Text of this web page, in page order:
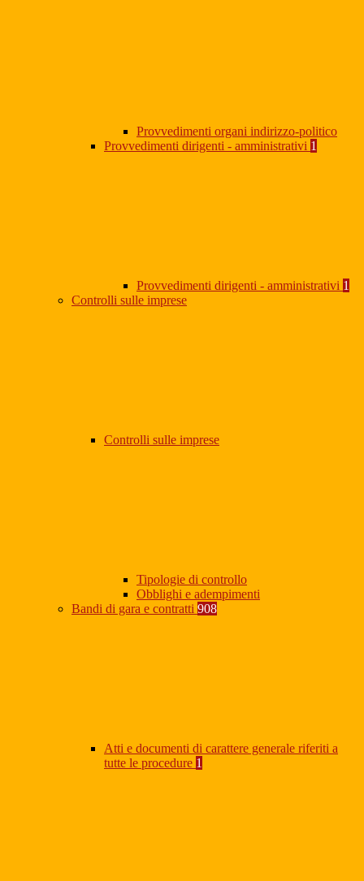
Provvedimenti organi indirizzo-politico
Provvedimenti dirigenti - amministrativi 1
Provvedimenti dirigenti - amministrativi 1
Controlli sulle imprese
Controlli sulle imprese
Tipologie di controllo
Obblighi e adempimenti
Bandi di gara e contratti 908
Atti e documenti di carattere generale riferiti a
tutte le procedure 1